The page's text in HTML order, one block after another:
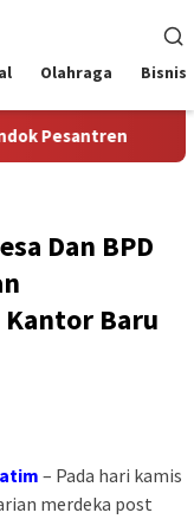
Olahraga Bisnis
Wakil Ketua II
Dan BPD
Baru
– Pada hari kamis
merdeka post